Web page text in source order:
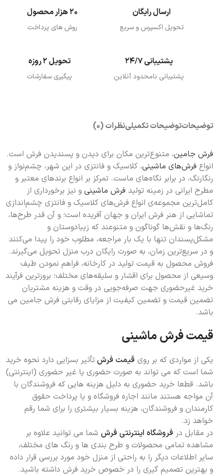
ارسال رایگان
تحویل اکسپرس و سریع
20 هزار محصول
روش های پرداخت
پشتیبانی 24/7
پشتیبانی نامحدود آنلاین
تحویل 2 روزه
پیگیری سفارشات
توضیحاتتوضیحات تکمیلینظرات (0)
فرش جامین، متنوع‌ترین مکان برای دیدن و پسندیدن فرش است.
انواع فرش‌های ماشینی، کلاسیک و فانتزی در این شهر، چشم‌نواز و
رنگارنگ، در برابر نگاه‌های ماست. تمرکز بر انواع برندهای معتبر و
مطرح ایرانی در زمینه تولید فرش ماشینی و نیز برخورداری از
کامل‌ترین مجموعه‌ی انواع فرش‌های کلاسیک و فانتزی چشم‌اندازی
تماشایی از هنر فرش ایران و جهان آفریده است؛ و آن قدر طرح‌ها،
رنگ‌ها و نقش‌ها گونا‌گون و متنوعند که زیبادوستان و
مشکل‌پسندان تنها با یک بار مراجعه، مطلوب خود را پیدا می‌کنند
و در سریع‌ترین زمان، به صورت رایگان درب منزل تحویل می‌گیرند.
فروش محصول به قیمت تولید در کارخانه، فراهم نمودن طیف
وسیعی از محصول برای اقشار و سلیقه‌های مختلف؛ بروزترین فرآیند
خرید غیرحضوری جهت صرفه‌جویی در وقت و هزینه مشتریان
تضمین قیمت و تضمین کیفیت از مزایای رقابتی فرش جامین می
باشد.
قیمت فرش ماشینی
یکی از مواردی که بر روی قیمت فرش تأثیر بسزایی دارد نحوه خرید
شما است که می تواند به صورت حضوری یا غیر حضوری (اینترنتی)
باشد. قطعا خرید حضوری به دلیل هزینه هایی که فروشندگان با
آن مواجه هستند مانند اجاره فروشگاه و یا پرداخت حقوق
کارمندان و فروشندگان، هزینه بسیار بیشتری را برای شما رقم
خواهد زد.
در مقابل در فروشگاه اینترنتی فرش شما می توانید علاوه بر
مشاهده تمامی محصولات و طرح بندی ها و رنگ های مختلف،
سایر اطلاعات دیگر را به راحتی از منزل خود مورد بررسی قرار داده
و بهترین تصمیم گیری را در خصوص خرید فرش داشته باشید.